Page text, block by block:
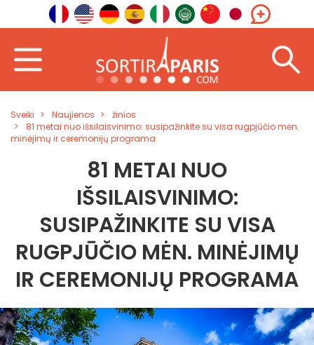
Sveiki Naujienos
žinios
81 metai nuo išsilaisvinimo: susipažinkite su visa rugpjūčio mėn.
minėjimų ir ceremonijų programa
81 METAI NUO
IŠSILAISVINIMO:
SUSIPAŽINKITE SU VISA
RUGPJŪČIO MĖN. MINĖJIMŲ
IR CEREMONIJŲ PROGRAMA